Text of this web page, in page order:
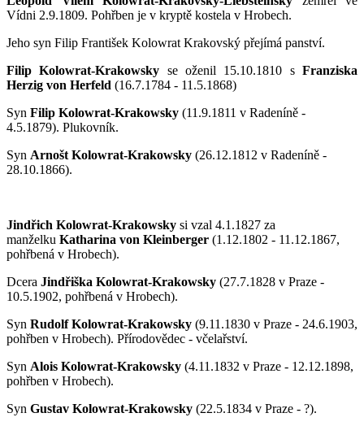
Vídni 2.9.1809. Pohřben je v kryptě kostela v Hrobech.
Jeho syn Filip František Kolowrat Krakovský přejímá panství.
Filip Kolowrat-Krakowsky se oženil 15.10.1810 sFranziska
Herzig von Herfeld (16.7.1784 - 11.5.1868)
Syn Filip Kolowrat-Krakowsky (11.9.1811 v Radeníně -
4.5.1879). Plukovník.
Syn Arnošt Kolowrat-Krakowsky (26.12.1812 v Radeníně -
28.10.1866).
Jindřich Kolowrat-Krakowsky si vzal 4.1.1827 za
manželku Katharina von Kleinberger (1.12.1802 - 11.12.1867,
pohřbená v Hrobech).
Dcera Jindřiška Kolowrat-Krakowsky (27.7.1828 v Praze -
10.5.1902, pohřbená v Hrobech).
Syn Rudolf Kolowrat-Krakowsky (9.11.1830 v Praze - 24.6.1903,
pohřben v Hrobech). Přírodovědec - včelařství.
Syn Alois Kolowrat-Krakowsky (4.11.1832 v Praze - 12.12.1898,
pohřben v Hrobech).
Syn Gustav Kolowrat-Krakowsky (22.5.1834 v Praze - ?).